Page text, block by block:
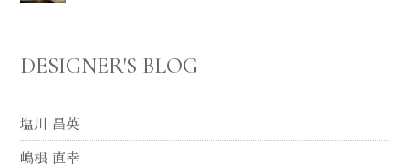
DESIGNER'S BLOG
塩川 昌英
嶋根 直幸